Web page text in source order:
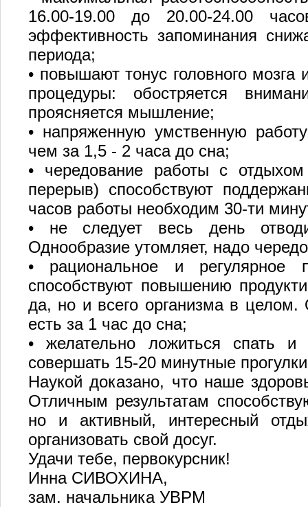
16.00-19.00 до 20.00-24.00
эффективность запоминания
периода;
• повышают тонус головного мозга
процедуры: обостряется
проясняется мышление;
• напряженную умственную
чем за 1,5 - 2 часа до сна;
• чередование работы с
перерыв) способствуют
часов работы необходим 30-ти
• не следует весь день
Однообразие утомляет, надо
• рациональное и регулярное
способствуют повышению
да, но и всего организма в целом.
есть за 1 час до сна;
• желательно ложиться спать
совершать 15-20 минутные
Наукой доказано, что наше
Отличным результатам
но и активный, интересный
организовать свой досуг.
Удачи тебе, первокурсник!
Инна СИВОХИНА,
зам. начальника УВРМ